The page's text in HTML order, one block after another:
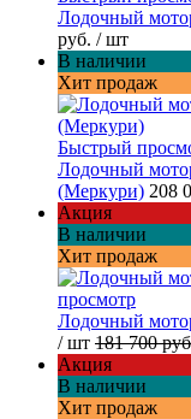
Лодочный
руб. / шт
В наличии
Хит продаж
Быстрый
Лодочный
(Меркури) 208
Акция
В наличии
Хит продаж
просмотр
Лодочный
/ шт 181 700
Акция
В наличии
Хит продаж